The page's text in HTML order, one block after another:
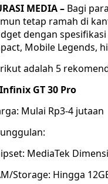
MEDIA – Bagi
tetap ramah di
dengan
Mobile Legends,
adalah 5
GT 30 Pro
Mulai Rp3-4 jutaan
MediaTek
Storage: Hingga